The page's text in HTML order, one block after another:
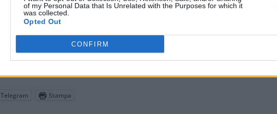
of my Personal Data that Is Unrelated with the Purposes for which it
was collected.
Opted Out
CONFIRM
Telegram Stampa